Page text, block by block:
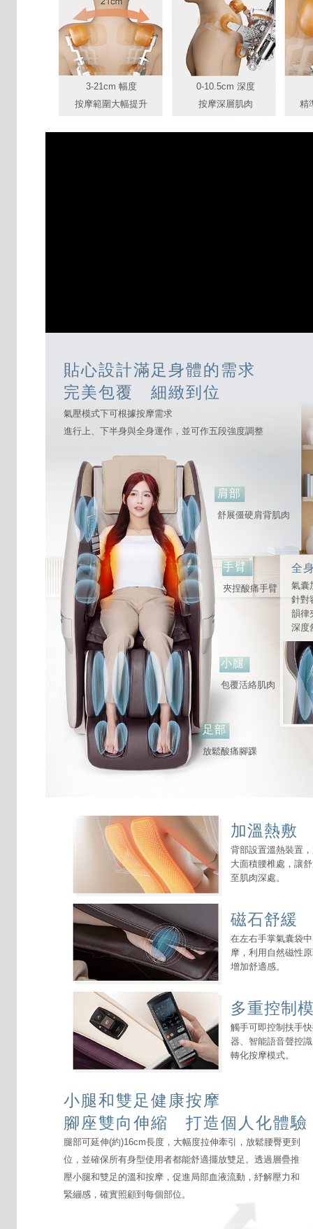
3-21cm 幅度
按摩範圍大幅提升
0-10.5cm 深度
按摩深層肌肉
精
貼心設計滿足身體的需求
完美包覆 細緻到位
氣壓模式下可根據按摩需求
進行上、下半身與全身運作，並可作五段強度調整
肩部
舒展僵硬肩背肌肉
手臂
夾捏酸痛手臂
小腿
包覆活絡肌肉
足部
放鬆酸痛腳踝
全
氣囊
針對
韻律
深度
加溫熱敷
背部設置溫熱裝置
大面積腰椎處，讓
至肌肉深處。
磁石舒緩
在左右手掌氣囊袋
摩，利用自然磁性
增加舒適感。
多重控制
觸手可即控制扶手
器、智能語音聲控
轉化按摩模式。
小腿和雙足健康按摩
腳座雙向伸縮 打造個人化體驗
腿部可延伸(約)16cm長度，大幅度拉伸牽引，放鬆腰臀更到
位，並確保所有身型使用者都能舒適擺放雙足。透過層疊推
壓小腿和雙足的溫和按摩，促進局部血液流動，紓解壓力和
緊繃感，確實照顧到每個部位。